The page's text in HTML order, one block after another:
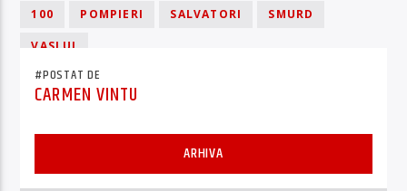
100 POMPIERI SALVATORI SMURD
VASLUI
#POSTAT DE
CARMEN VINTU
ARHIVA